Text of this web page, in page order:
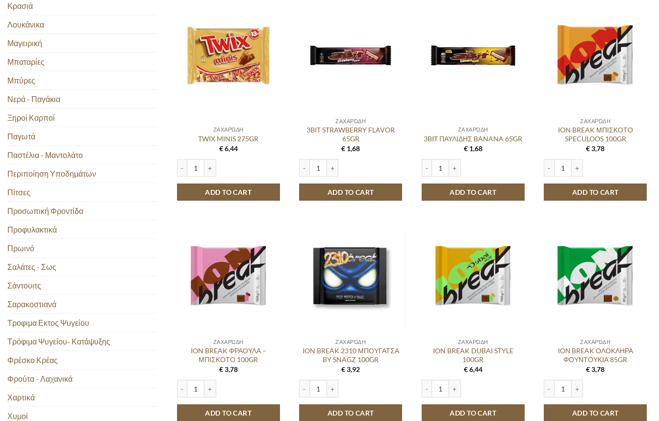
Κρασιά
Λουκάνικα
Μαγειρική
Μπαταρίες
Μπύρες
Νερά - Παγάκια
Ξηροί Καρποί
Παγωτά
Παστέλια - Μαντολάτο
Περιποίηση Υποδημάτων
Πίτσες
Προσωπική Φροντίδα
Προφυλακτικά
Πρωινό
Σαλάτες - Σως
Σάντουιτς
Σαρακοστιανά
Τροφιμα Εκτος Ψυγείου
Τρόφιμα Ψυγείου- Κατάψυξης
Φρέσκο Κρέας
Φρούτα - Λαχανικά
Χαρτικά
Χυμοί
ΖΑΧΑΡΏΔΗ
TWIX MINIS 275GR
€6,44
ADD TO CART
ΖΑΧΑΡΏΔΗ
3BIT STRAWBERRY FLAVOR
65GR
€ 1,68
ADD TO CART
ΖΑΧΑΡΏΔΗ
3BIT ΠΑΥΛΙΔΗΣ BANANA 65GR
€1,68
ADD TO CART
ΖΑΧΑΡΏΔΗ
ION BREAK ΜΠΙΣΚΟΤΟ
SPECULOOS 100GR
€3,78
ADD TO CART
ΖΑΧΑΡΏΔΗ
ION BREAK ΦΡΑΟΥΛΑ –
ΜΠΙΣΚΟΤΟ 100GR
€3,78
ADD TO CART
ΖΑΧΑΡΏΔΗ
ION BREAK 2310 ΜΠΟΥΓΑΤΣΑ
BY SNAGZ 100GR
€3,92
ADD TO CART
ΖΑΧΑΡΏΔΗ
ION BREAK DUBAI STYLE
100GR
€6,44
ADD TO CART
ΖΑΧΑΡΏΔΗ
ΙΟΝ BREAK ΟΛΟΚΛΗΡΑ
ΦΟΥΝΤΟΥΚΙΑ 85GR
€3,78
ADD TO CART